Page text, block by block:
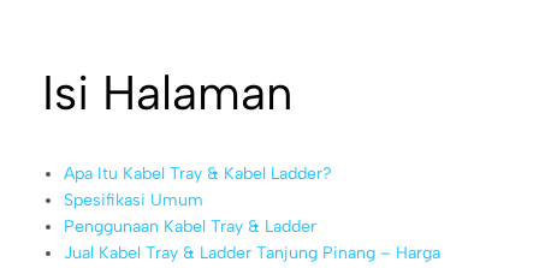
Isi Halaman
Apa Itu Kabel Tray & Kabel Ladder?
Spesifikasi Umum
Penggunaan Kabel Tray & Ladder
Jual Kabel Tray & Ladder Tanjung Pinang – Harga